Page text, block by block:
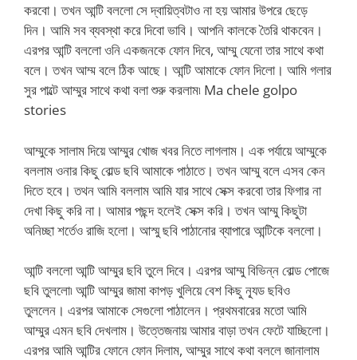
করবো। তখন আন্টি বললো সে দ্বায়িত্বটাও না হয় আমার উপরে ছেড়ে
দিন। আমি সব ব্যবস্থা করে দিবো ভাবি। আপনি কালকে তৈরি থাকবেন।
এরপর আন্টি বললো ওনি একজনকে ফোন দিবে, আম্মু যেনো তার সাথে কথা
বলে। তখন আম্ম বলে ঠিক আছে। আন্টি আমাকে ফোন দিলো। আমি গলার
সুর পাল্টে আম্মুর সাথে কথা বলা শুরু করলাম৷ Ma chele golpo
stories
আম্মুকে সালাম দিয়ে আম্মুর খোজ খবর নিতে লাগলাম। এক পর্যায়ে আম্মুকে
বললাম ওনার কিছু বোল্ড ছবি আমাকে পাঠাতে। তখন আম্মু বলে এসব কেন
দিতে হবে। তথন আমি বললাম আমি যার সাথে সেক্স করবো তার ফিগার না
দেখা কিছু করি না। আমার পছন্দ হলেই সেক্স করি। তখন আম্মু কিছুটা
অনিচ্ছা শর্তেও রাজি হলো। আস্মু ছবি পাঠানোর ব্যাপারে আন্টিকে বললো।
আন্টি বললো আন্টি আম্মুর ছবি তুলে দিবে। এরপর আম্মু বিভিন্ন বোল্ড পোজে
ছবি তুললো৷ আন্টি আম্মুর জামা কাপড় খুলিয়ে বেশ কিছু ন্যূড ছবিও
তুললেন। এরপর আমাকে সেগুলো পাঠালেন। প্রথমবারের মতো আমি
আম্মুর এমন ছবি দেখলাম। উত্তেজনায় আমার বাড়া তখন ফেটে যাচ্ছিলো।
এরপর আমি আন্টির ফোনে ফোন দিলাম, আম্মুর সাথে কথা বললে জানালাম